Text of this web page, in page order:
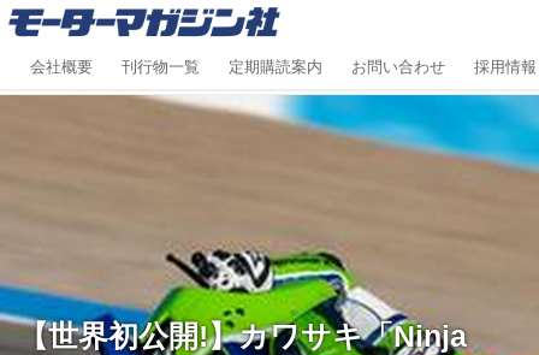
会社概要 刊行物一覧 定期購読案内 お問い合わせ 採用情報
【世界初公開!】カワサキ「Ninja